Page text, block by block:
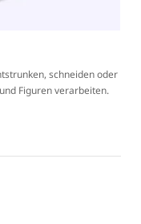
schneiden oder
Figuren verarbeiten.